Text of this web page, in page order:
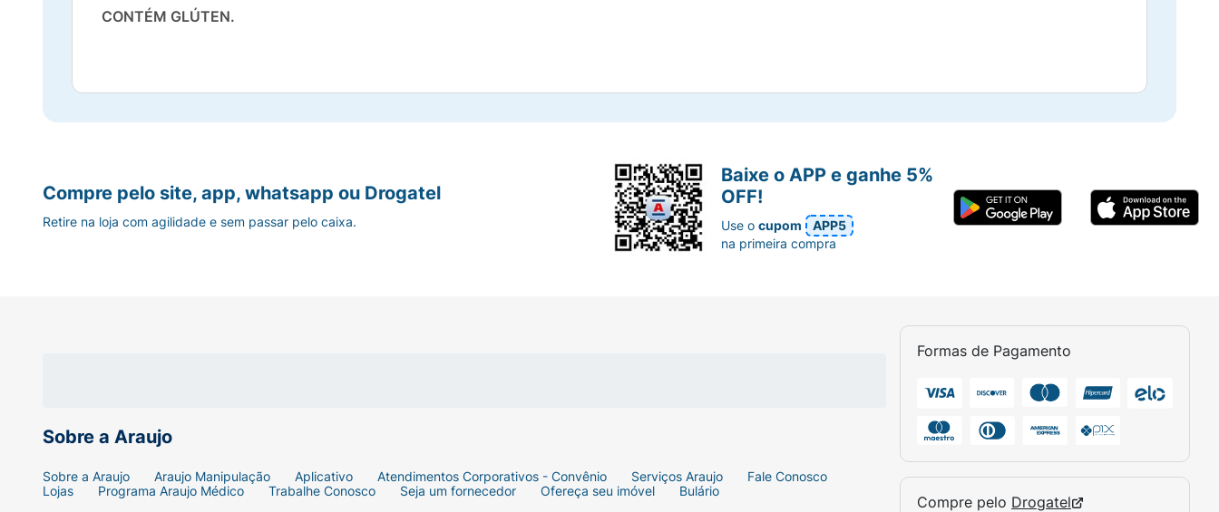
CONTÉM GLÚTEN.
Sobre a Araujo
Sobre a Araujo Araujo Manipulação Aplicativo Atendimentos Corporativos - Convênio Serviços Araujo
Fale Conosco
Lojas
Programa Araujo Médico Trabalhe Conosco Seja um fornecedor Ofereça seu imóvel Bulário
Formas de Pagamento
Compre pelo Drogatel
Compre pelo site, app, whatsapp ou Drogatel
Retire na loja com agilidade e sem passar pelo caixa.
Baixe o APP e ganhe 5%
OFF!
Use ocupom
APP5
na primeira compra